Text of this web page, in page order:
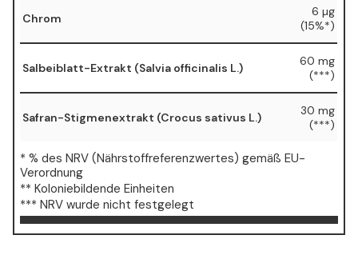
Chrom
6 µg
(15%*)
Salbeiblatt-Extrakt (Salvia officinalis L.)
60 mg
(***)
Safran-Stigmenextrakt (Crocus sativus L.)
30 mg
(***)
* % des NRV (Nährstoffreferenzwertes) gemäß EU-
Verordnung
** Koloniebildende Einheiten
*** NRV wurde nicht festgelegt